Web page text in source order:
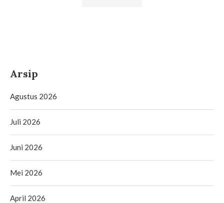
Arsip
Agustus 2026
Juli 2026
Juni 2026
Mei 2026
April 2026